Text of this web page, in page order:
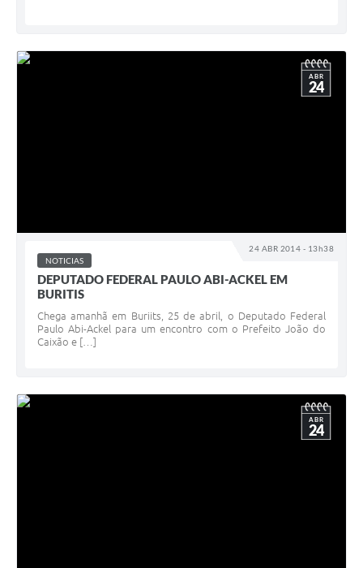
24 ABR 2014 - 13h38
ABR
24
NOTICIAS
DEPUTADO FEDERAL PAULO ABI-ACKEL EM
BURITIS
Chega amanhã em Buriits, 25 de abril, o Deputado Federal
Paulo Abi-Ackel para um encontro com o Prefeito João do
Caixão e […]
ABR
24